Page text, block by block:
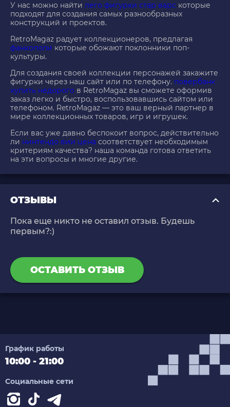
У нас можно найти лего фигурки стар варс которые
подходят для создания самых разнообразных
конструкций и проектов.
RetroMagaz радует коллекционеров, предлагая
фанкопопи которые обожают поклонники поп-
культуры.
Для создания своей коллекции персонажей закажите
фигурки через наш сайт или по телефону. повербанк
купить недорого в RetroMagaz вы сможете оформив
заказ легко и быстро, воспользовавшись сайтом или
телефоном. RetroMagaz — это ваш верный партнер в
мире коллекционных товаров, игр и игрушек.
Если вас уже давно беспокоит вопрос, действительно
ли нинтендо вии цена соответствует необходимым
критериям качества? наша команда готова ответить
на эти вопросы и многие другие.
ОТЗЫВЫ
Пока еще никто не оставил отзыв. Будешь
первым?:)
ОСТАВИТЬ ОТЗЫВ
График работы
10:00 - 21:00
Социальные сети